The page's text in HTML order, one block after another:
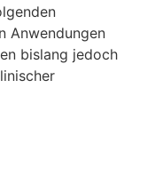
Anwendungen
bislang jedoch